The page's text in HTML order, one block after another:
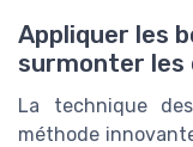
Appliquer les
surmonter les
La technique
méthode